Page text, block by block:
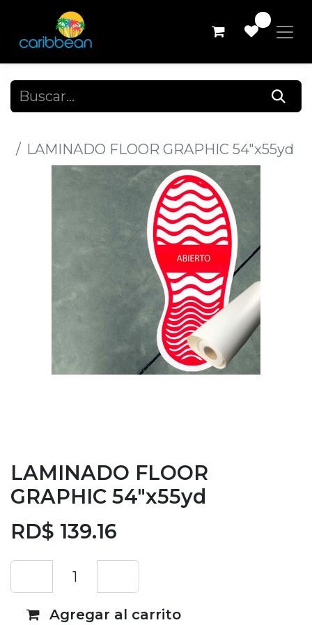
LAMINADO FLOOR GRAPHIC 54"x55yd
LAMINADO FLOOR
GRAPHIC 54"x55yd
RD$ 139.16
Agregar al carrito